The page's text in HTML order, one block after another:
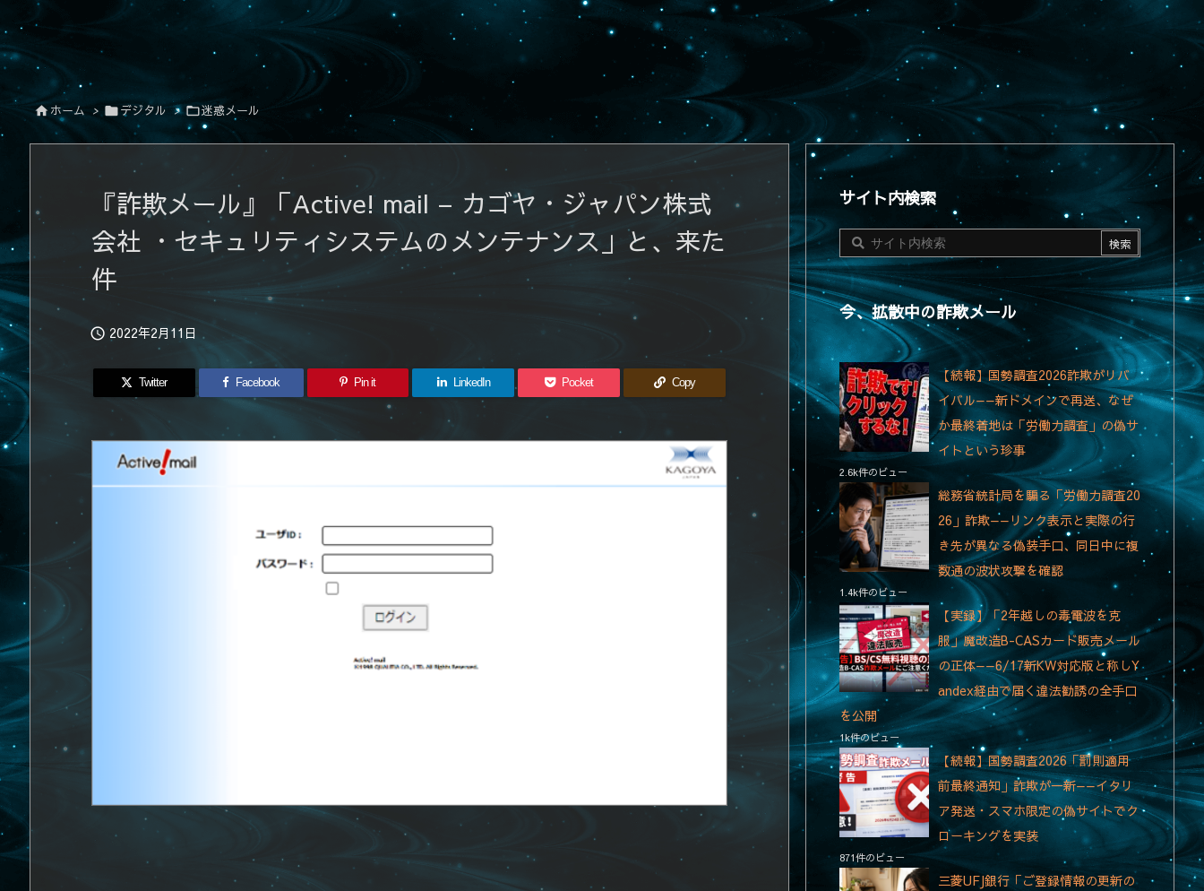
 ホーム > デジタル > 迷惑メール
『詐欺メール』「Active! mail – カゴヤ・ジャパン株式
会社 ・セキュリティシステムのメンテナンス」と、来た
件
 2022年2月11日
Twitter Facebook Pin it LinkedIn Pocket Copy
サイト内検索
今、拡散中の詐欺メール
【続報】国勢調査2026詐欺がリバ
イバル——新ドメインで再送、なぜ
か最終着地は「労働力調査」の偽サ
イトという珍事
2.6k件のビュー
総務省統計局を騙る「労働力調査20
26」詐欺——リンク表示と実際の行
き先が異なる偽装手口、同日中に複
数通の波状攻撃を確認
1.4k件のビュー
【実録】「2年越しの毒電波を克
服」魔改造B-CASカード販売メール
の正体——6/17新KW対応版と称しY
andex経由で届く違法勧誘の全手口
を公開
1k件のビュー
【続報】国勢調査2026「罰則適用
前最終通知」詐欺が一新——イタリ
ア発送・スマホ限定の偽サイトでク
ローキングを実装
871件のビュー
三菱UFJ銀行「ご登録情報の更新の